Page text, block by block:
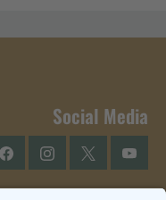
Social Media
FacebookInstagramTwitter